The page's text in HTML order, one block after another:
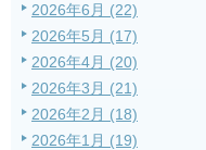
2026年6月 (22)
2026年5月 (17)
2026年4月 (20)
2026年3月 (21)
2026年2月 (18)
2026年1月 (19)